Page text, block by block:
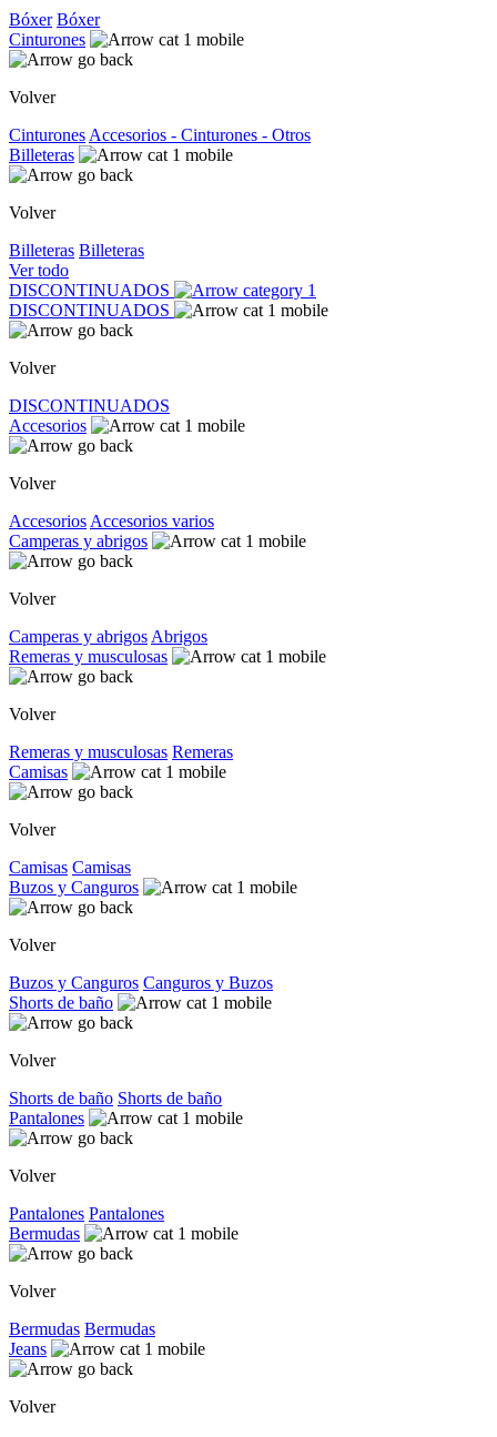
Bóxer Bóxer
Cinturones
Volver
Cinturones Accesorios - Cinturones - Otros
Billeteras
Volver
Billeteras Billeteras
Ver todo
DISCONTINUADOS
DISCONTINUADOS
Volver
DISCONTINUADOS
Accesorios
Volver
Accesorios Accesorios varios
Camperas y abrigos
Volver
Camperas y abrigos Abrigos
Remeras y musculosas
Volver
Remeras y musculosas Remeras
Camisas
Volver
Camisas Camisas
Buzos y Canguros
Volver
Buzos y Canguros Canguros y Buzos
Shorts de baño
Volver
Shorts de baño Shorts de baño
Pantalones
Volver
Pantalones Pantalones
Bermudas
Volver
Bermudas Bermudas
Jeans
Volver